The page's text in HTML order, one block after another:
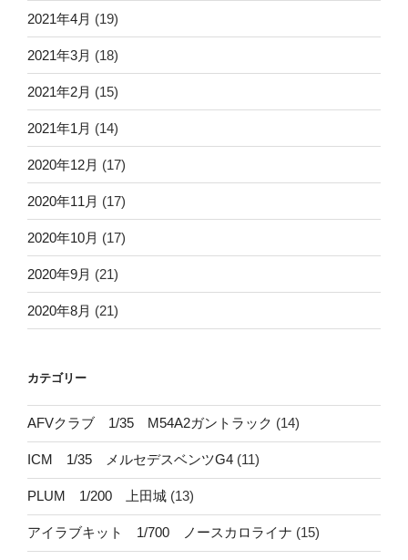
2021年4月 (19)
2021年3月 (18)
2021年2月 (15)
2021年1月 (14)
2020年12月 (17)
2020年11月 (17)
2020年10月 (17)
2020年9月 (21)
2020年8月 (21)
カテゴリー
AFVクラブ 1/35 M54A2ガントラック (14)
ICM 1/35 メルセデスベンツG4 (11)
PLUM 1/200 上田城 (13)
アイラブキット 1/700 ノースカロライナ (15)